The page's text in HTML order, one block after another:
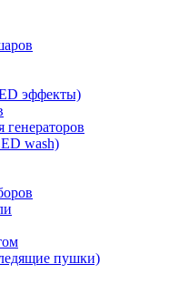
эффекты)
генераторов
wash)
пушки)